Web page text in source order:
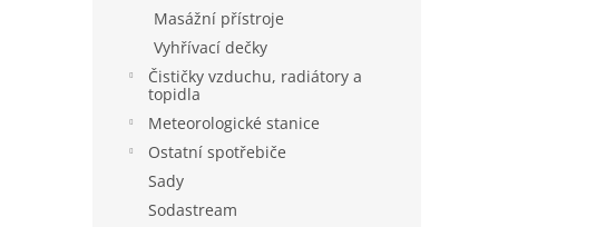
Masážní přístroje
Vyhřívací dečky
Čističky vzduchu, radiátory a
topidla
Meteorologické stanice
Ostatní spotřebiče
Sady
Sodastream